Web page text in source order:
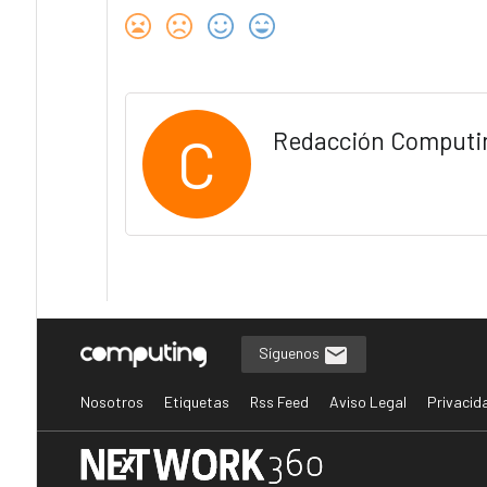
C Redacción
Síguenos
Nosotros Etiquetas Rss Feed Aviso Legal